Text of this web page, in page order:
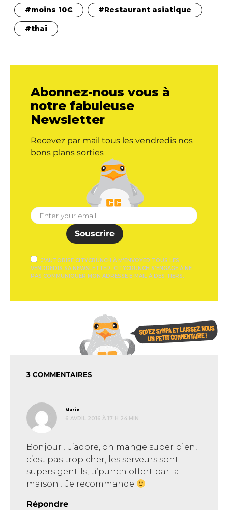
moins 10€ Restaurant asiatique
thai
Abonnez-nous vous à
notre fabuleuse
Newsletter
Recevez par mail tous les vendredis nos
bons plans sorties
Souscrire
J'AUTORISE CITYCRUNCH À M'ENVOYER TOUS LES
VENDREDIS SA NEWSLETTER. CITYCRUNCH S'ENGAGE À NE
PAS COMMUNIQUER MON ADRESSE E-MAIL À DES TIERS.
3 COMMENTAIRES
Marie
6 AVRIL 2016 À 17 H 24 MIN
Bonjour ! J’adore, on mange super bien,
c’est pas trop cher, les serveurs sont
supers gentils, ti’punch offert par la
maison ! Je recommande
Répondre